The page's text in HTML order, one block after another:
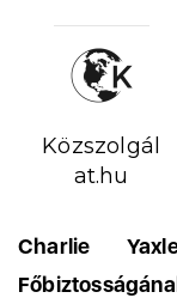
Közszolgál
at.hu
Charlie